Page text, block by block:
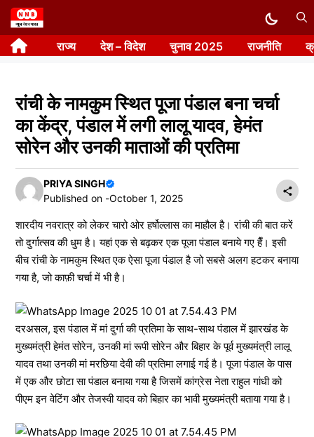
Skip
to
content राज्य देश – विदेश चुनाव 2025 राजनीति
रांची के नामकुम स्थित पूजा पंडाल बना चर्चा
का केंद्र, पंडाल में लगी लालू यादव, हेमंत
सोरेन और उनकी माताओं की प्रतिमा
PRIYA SINGH
Published on -October 1, 2025
शारदीय नवरात्र को लेकर चारो ओर हर्षोल्लास का माहौल है। रांची की बात करें
तो दुर्गात्सव की धुम है। यहां एक से बढ़कर एक पूजा पंडाल बनाये गए हैँ। इसी
बीच रांची के नामकुम स्थित एक ऐसा पूजा पंडाल है जो सबसे अलग हटकर बनाया
गया है, जो काफ़ी चर्चा में भी है।
दरअसल, इस पंडाल में मां दुर्गा की प्रतिमा के साथ-साथ पंडाल में झारखंड के
मुख्यमंत्री हेमंत सोरेन, उनकी मां रूपी सोरेन और बिहार के पूर्व मुख्यमंत्री लालू
यादव तथा उनकी मां मरछिया देवी की प्रतिमा लगाई गई है। पूजा पंडाल के पास
में एक और छोटा सा पंडाल बनाया गया है जिसमें कांग्रेस नेता राहुल गांधी को
पीएम इन वेटिंग और तेजस्वी यादव को बिहार का भावी मुख्यमंत्री बताया गया है।